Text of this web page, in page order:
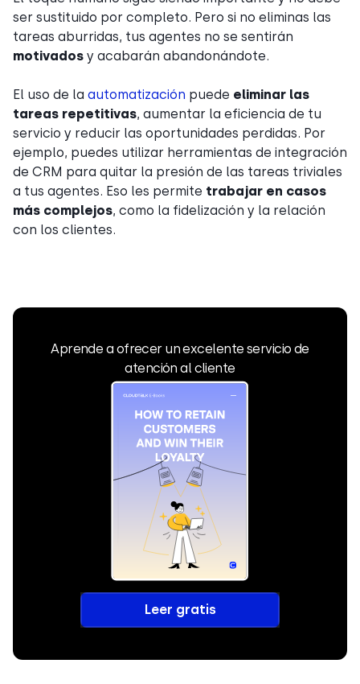
ser sustituido por completo. Pero si no eliminas las
tareas aburridas, tus agentes no se sentirán
motivados y acabarán abandonándote.
El uso de la automatización puede eliminar las
tareas repetitivas, aumentar la eficiencia de tu
servicio y reducir las oportunidades perdidas. Por
ejemplo, puedes utilizar herramientas de integración
de CRM para quitar la presión de las tareas triviales
a tus agentes. Eso les permite trabajar en casos
más complejos, como la fidelización y la relación
con los clientes.
Aprende a ofrecer un excelente servicio de
atención al cliente
Leer gratis